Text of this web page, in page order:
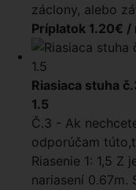
záclony, alebo
Príplatok 1.20€ /
Riasiaca stuha
1.5
Č.3 - Ak
odporúčam
Riasenie 1: 1,5 Z
nariasení 0.67m.